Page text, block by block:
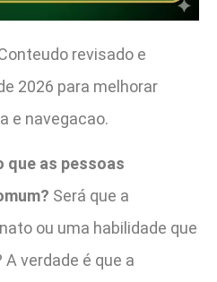
revisado e
2026 para melhorar
e navegacao.
que as pessoas
Será que a
ou uma habilidade que
verdade é que a